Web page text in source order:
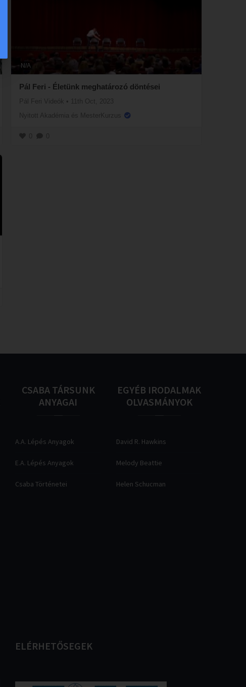
N/A
Pál Feri - Életünk meghatározó döntései
Pál Feri Videók •
11th Oct, 2023
Nyitott Akadémia és MesterKurzus
CSABA TÁRSUNK
ANYAGAI
A.A. Lépés Anyagok
E.A. Lépés Anyagok
Csaba Történetei
EGYÉB IRODALMAK
OLVASMÁNYOK
David R. Hawkins
Melody Beattie
Helen Schucman
ELÉRHETŐSEGEK